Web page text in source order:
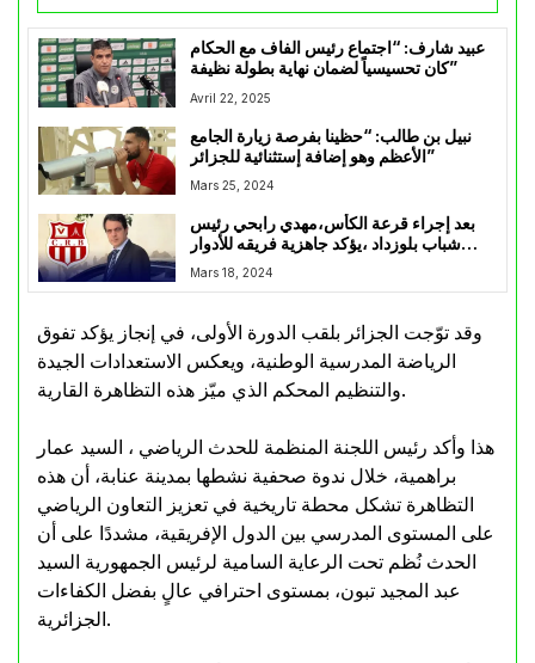
عبيد شارف: “اجتماع رئيس الفاف مع الحكام
كان تحسيسياً لضمان نهاية بطولة نظيفة”
Avril 22, 2025
نبيل بن طالب: “حظينا بفرصة زيارة الجامع
الأعظم وهو إضافة إستثنائية للجزائر”
Mars 25, 2024
بعد إجراء قرعة الكأس،مهدي رابحي رئيس
شباب بلوزداد ،يؤكد جاهزية فريقه للأدوار
القادمة
Mars 18, 2024
وقد توّجت الجزائر بلقب الدورة الأولى، في إنجاز يؤكد تفوق
الرياضة المدرسية الوطنية، ويعكس الاستعدادات الجيدة
والتنظيم المحكم الذي ميّز هذه التظاهرة القارية.
هذا وأكد رئيس اللجنة المنظمة للحدث الرياضي ، السيد عمار
براهمية، خلال ندوة صحفية نشطها بمدينة عنابة، أن هذه
التظاهرة تشكل محطة تاريخية في تعزيز التعاون الرياضي
على المستوى المدرسي بين الدول الإفريقية، مشددًا على أن
الحدث نُظم تحت الرعاية السامية لرئيس الجمهورية السيد
عبد المجيد تبون، بمستوى احترافي عالٍ بفضل الكفاءات
الجزائرية.